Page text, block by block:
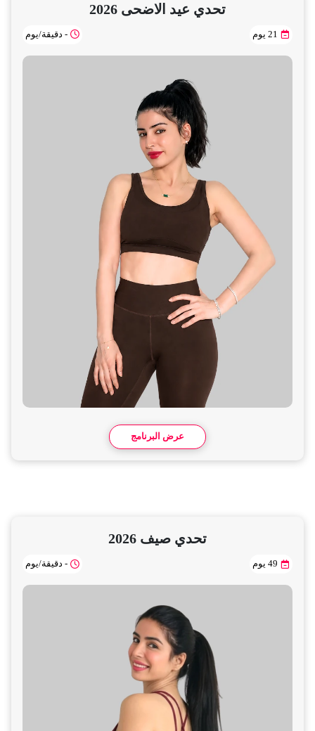
تحدي عيد الاضحى 2026
21 يوم - دقيقة/يوم
عرض البرنامج
تحدي صيف 2026
49 يوم - دقيقة/يوم